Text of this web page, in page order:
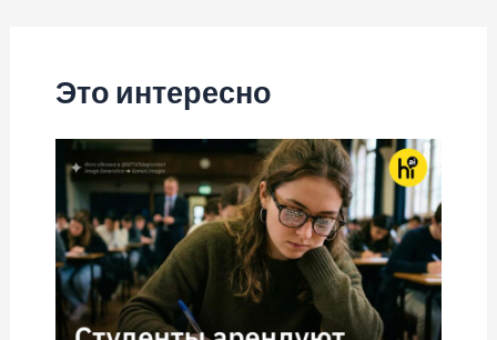
Это интересно